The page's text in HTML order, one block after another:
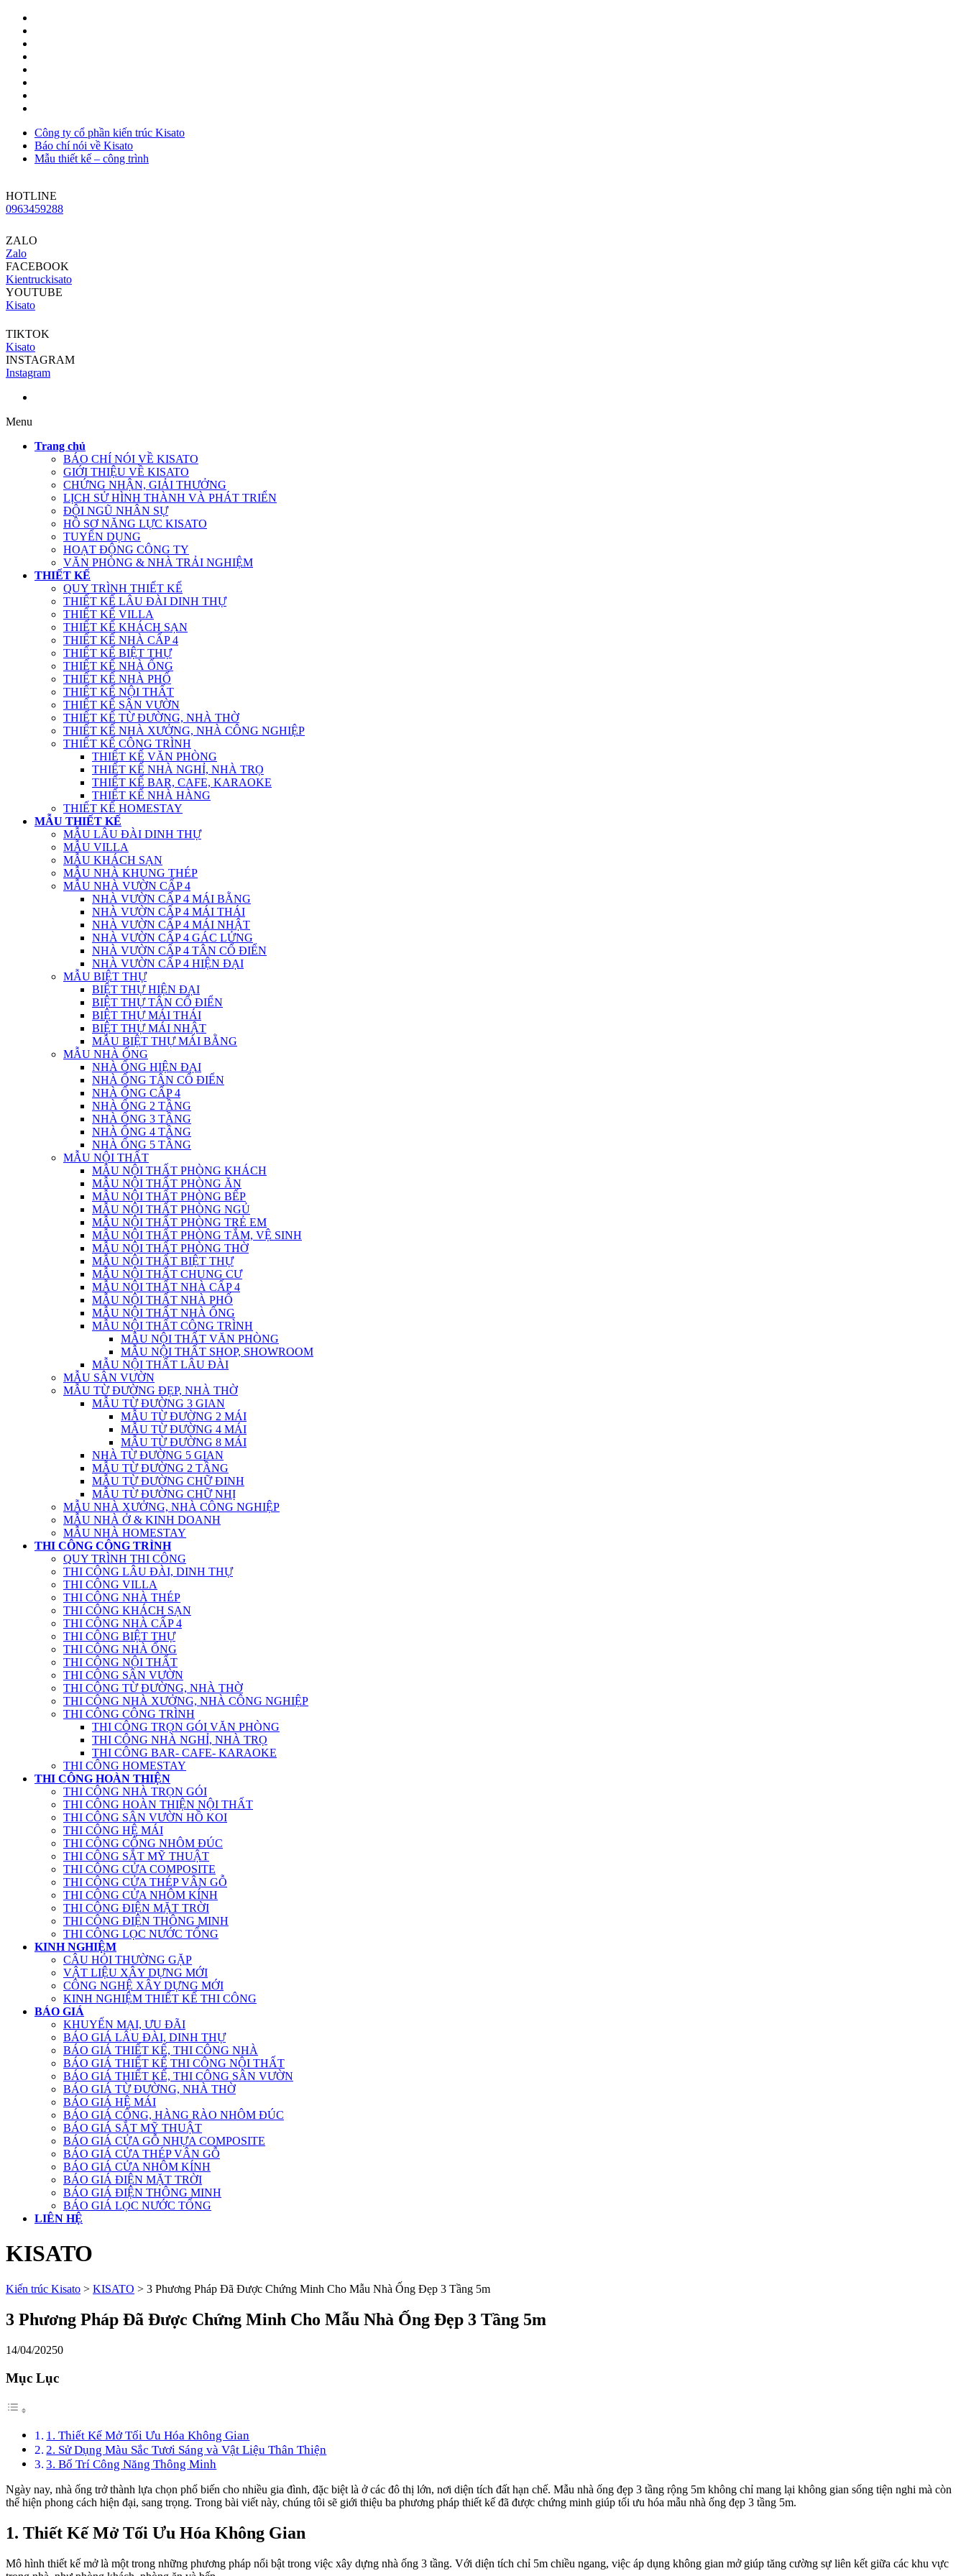
Công ty cổ phần kiến trúc Kisato
Báo chí nói về Kisato
Mẫu thiết kế – công trình
HOTLINE
0963459288
ZALO
Zalo
FACEBOOK
Kientruckisato
YOUTUBE
Kisato
TIKTOK
Kisato
INSTAGRAM
Instagram
Menu
Trang chủ
BÁO CHÍ NÓI VỀ KISATO
GIỚI THIỆU VỀ KISATO
CHỨNG NHẬN, GIẢI THƯỞNG
LỊCH SỬ HÌNH THÀNH VÀ PHÁT TRIỂN
ĐỘI NGŨ NHÂN SỰ
HỒ SƠ NĂNG LỰC KISATO
TUYỂN DỤNG
HOẠT ĐỘNG CÔNG TY
VĂN PHÒNG & NHÀ TRẢI NGHIỆM
THIẾT KẾ
QUY TRÌNH THIẾT KẾ
THIẾT KẾ LÂU ĐÀI DINH THỰ
THIẾT KẾ VILLA
THIẾT KẾ KHÁCH SẠN
THIẾT KẾ NHÀ CẤP 4
THIẾT KẾ BIỆT THỰ
THIẾT KẾ NHÀ ỐNG
THIẾT KẾ NHÀ PHỐ
THIẾT KẾ NỘI THẤT
THIẾT KẾ SÂN VƯỜN
THIẾT KẾ TỪ ĐƯỜNG, NHÀ THỜ
THIẾT KẾ NHÀ XƯỞNG, NHÀ CÔNG NGHIỆP
THIẾT KẾ CÔNG TRÌNH
THIẾT KẾ VĂN PHÒNG
THIẾT KẾ NHÀ NGHỈ, NHÀ TRỌ
THIẾT KẾ BAR, CAFE, KARAOKE
THIẾT KẾ NHÀ HÀNG
THIẾT KẾ HOMESTAY
MẪU THIẾT KẾ
MẪU LÂU ĐÀI DINH THỰ
MẪU VILLA
MẪU KHÁCH SẠN
MẪU NHÀ KHUNG THÉP
MẪU NHÀ VƯỜN CẤP 4
NHÀ VƯỜN CẤP 4 MÁI BẰNG
NHÀ VƯỜN CẤP 4 MÁI THÁI
NHÀ VƯỜN CẤP 4 MÁI NHẬT
NHÀ VƯỜN CẤP 4 GÁC LỬNG
NHÀ VƯỜN CẤP 4 TÂN CỔ ĐIỂN
NHÀ VƯỜN CẤP 4 HIỆN ĐẠI
MẪU BIỆT THỰ
BIỆT THỰ HIỆN ĐẠI
BIỆT THỰ TÂN CỔ ĐIỂN
BIỆT THỰ MÁI THÁI
BIỆT THỰ MÁI NHẬT
MẪU BIỆT THỰ MÁI BẰNG
MẪU NHÀ ỐNG
NHÀ ỐNG HIỆN ĐẠI
NHÀ ỐNG TÂN CỔ ĐIỂN
NHÀ ỐNG CẤP 4
NHÀ ỐNG 2 TẦNG
NHÀ ỐNG 3 TẦNG
NHÀ ỐNG 4 TẦNG
NHÀ ỐNG 5 TẦNG
MẪU NỘI THẤT
MẪU NỘI THẤT PHÒNG KHÁCH
MẪU NỘI THẤT PHÒNG ĂN
MẪU NỘI THẤT PHÒNG BẾP
MẪU NỘI THẤT PHÒNG NGỦ
MẪU NỘI THẤT PHÒNG TRẺ EM
MẪU NỘI THẤT PHÒNG TẮM, VỆ SINH
MẪU NỘI THẤT PHÒNG THỜ
MẪU NỘI THẤT BIỆT THỰ
MẪU NỘI THẤT CHUNG CƯ
MẪU NỘI THẤT NHÀ CẤP 4
MẪU NỘI THẤT NHÀ PHỐ
MẪU NỘI THẤT NHÀ ỐNG
MẪU NỘI THẤT CÔNG TRÌNH
MẪU NỘI THẤT VĂN PHÒNG
MẪU NỘI THẤT SHOP, SHOWROOM
MẪU NỘI THẤT LÂU ĐÀI
MẪU SÂN VƯỜN
MẪU TỪ ĐƯỜNG ĐẸP, NHÀ THỜ
MẪU TỪ ĐƯỜNG 3 GIAN
MẪU TỪ ĐƯỜNG 2 MÁI
MẪU TỪ ĐƯỜNG 4 MÁI
MẪU TỪ ĐƯỜNG 8 MÁI
NHÀ TỪ ĐƯỜNG 5 GIAN
MẪU TỪ ĐƯỜNG 2 TẦNG
MẪU TỪ ĐƯỜNG CHỮ ĐINH
MẪU TỪ ĐƯỜNG CHỮ NHỊ
MẪU NHÀ XƯỞNG, NHÀ CÔNG NGHIỆP
MẪU NHÀ Ở & KINH DOANH
MẪU NHÀ HOMESTAY
THI CÔNG CÔNG TRÌNH
QUY TRÌNH THI CÔNG
THI CÔNG LÂU ĐÀI, DINH THỰ
THI CÔNG VILLA
THI CÔNG NHÀ THÉP
THI CÔNG KHÁCH SẠN
THI CÔNG NHÀ CẤP 4
THI CÔNG BIỆT THỰ
THI CÔNG NHÀ ỐNG
THI CÔNG NỘI THẤT
THI CÔNG SÂN VƯỜN
THI CÔNG TỪ ĐƯỜNG, NHÀ THỜ
THI CÔNG NHÀ XƯỞNG, NHÀ CÔNG NGHIỆP
THI CÔNG CÔNG TRÌNH
THI CÔNG TRỌN GÓI VĂN PHÒNG
THI CÔNG NHÀ NGHỈ, NHÀ TRỌ
THI CÔNG BAR- CAFE- KARAOKE
THI CÔNG HOMESTAY
THI CÔNG HOÀN THIỆN
THI CÔNG NHÀ TRỌN GÓI
THI CÔNG HOÀN THIỆN NỘI THẤT
THI CÔNG SÂN VƯỜN HỒ KOI
THI CÔNG HỆ MÁI
THI CÔNG CỔNG NHÔM ĐÚC
THI CÔNG SẮT MỸ THUẬT
THI CÔNG CỬA COMPOSITE
THI CÔNG CỬA THÉP VÂN GỖ
THI CÔNG CỬA NHÔM KÍNH
THI CÔNG ĐIỆN MẶT TRỜI
THI CÔNG ĐIỆN THÔNG MINH
THI CÔNG LỌC NƯỚC TỔNG
KINH NGHIỆM
CÂU HỎI THƯỜNG GẶP
VẬT LIỆU XÂY DỰNG MỚI
CÔNG NGHỆ XÂY DỰNG MỚI
KINH NGHIỆM THIẾT KẾ THI CÔNG
BÁO GIÁ
KHUYẾN MẠI, ƯU ĐÃI
BÁO GIÁ LÂU ĐÀI, DINH THỰ
BÁO GIÁ THIẾT KẾ, THI CÔNG NHÀ
BÁO GIÁ THIẾT KẾ THI CÔNG NỘI THẤT
BÁO GIÁ THIẾT KẾ, THI CÔNG SÂN VƯỜN
BÁO GIÁ TỪ ĐƯỜNG, NHÀ THỜ
BÁO GIÁ HỆ MÁI
BÁO GIÁ CỔNG, HÀNG RÀO NHÔM ĐÚC
BÁO GIÁ SẮT MỸ THUẬT
BÁO GIÁ CỬA GỖ NHỰA COMPOSITE
BÁO GIÁ CỬA THÉP VÂN GỖ
BÁO GIÁ CỬA NHÔM KÍNH
BÁO GIÁ ĐIỆN MẶT TRỜI
BÁO GIÁ ĐIỆN THÔNG MINH
BÁO GIÁ LỌC NƯỚC TỔNG
LIÊN HỆ
KISATO
Kiến trúc Kisato > KISATO > 3 Phương Pháp Đã Được Chứng Minh Cho Mẫu Nhà Ống Đẹp 3 Tầng 5m
3 Phương Pháp Đã Được Chứng Minh Cho Mẫu Nhà Ống Đẹp 3 Tầng 5m
14/04/20250
Mục Lục
1. Thiết Kế Mở Tối Ưu Hóa Không Gian
2. Sử Dụng Màu Sắc Tươi Sáng và Vật Liệu Thân Thiện
3. Bố Trí Công Năng Thông Minh
Ngày nay, nhà ống trở thành lựa chọn phổ biến cho nhiều gia đình, đặc biệt là ở các đô thị lớn, nơi diện tích đất hạn chế. Mẫu nhà ống đẹp 3 tầng rộng 5m không chỉ mang lại không gian sống tiện nghi mà còn
thể hiện phong cách hiện đại, sang trọng. Trong bài viết này, chúng tôi sẽ giới thiệu ba phương pháp thiết kế đã được chứng minh giúp tối ưu hóa mẫu nhà ống đẹp 3 tầng 5m.
1. Thiết Kế Mở Tối Ưu Hóa Không Gian
Mô hình thiết kế mở là một trong những phương pháp nổi bật trong việc xây dựng nhà ống 3 tầng. Với diện tích chỉ 5m chiều ngang, việc áp dụng không gian mở giúp tăng cường sự liên kết giữa các khu vực